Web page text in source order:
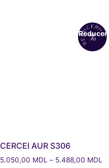
CERCEI AUR S306
5.050,00 MDL – 5.488,00 MDL